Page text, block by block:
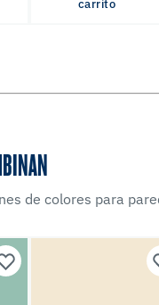
carrito
de colores para